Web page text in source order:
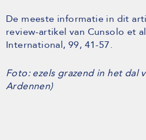
De meeste informatie in dit
review-artikel van Cunsolo et
International, 99, 41-57.
Foto: ezels grazend in het dal
Ardennen)